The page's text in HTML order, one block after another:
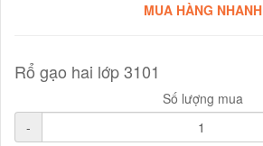
MUA HÀNG NHANH
Rổ gạo hai lớp 3101
Số lượng mua
-